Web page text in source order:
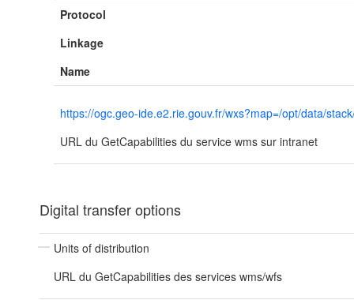
Protocol
Linkage
Name
https://ogc.geo-ide.e2.rie.gouv.fr/wxs?map=/opt/data/
URL du GetCapabilities du service wms sur intranet
Digital transfer options
Units of distribution
URL du GetCapabilities des services wms/wfs